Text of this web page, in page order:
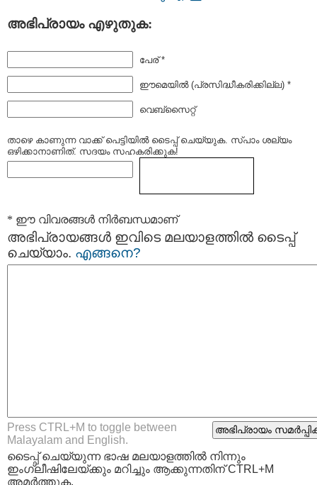
അഭിപ്രായം എഴുതുക:
പേര് *
ഈമെയില്‍ (പ്രസിദ്ധീകരിക്കില്ല) *
വെബ്സൈറ്റ്
താഴെ കാണുന്ന വാക്ക് പെട്ടിയില്‍ ടൈപ്പ്‌ ചെയ്യുക. സ്പാം ശല്യം
ഒഴിക്കാനാണിത്. സദയം സഹകരിക്കുക!
* ഈ വിവരങ്ങള്‍ നിര്‍ബന്ധമാണ്
അഭിപ്രായങ്ങള്‍ ഇവിടെ മലയാളത്തില്‍ ടൈപ്പ്
ചെയ്യാം. എങ്ങനെ?
Press CTRL+M to toggle between
Malayalam and English.
ടൈപ്പ്‌ ചെയ്യുന്ന ഭാഷ മലയാളത്തില്‍ നിന്നും
ഇംഗ്ലീഷിലേയ്ക്കും മറിച്ചും ആക്കുന്നതിന് CTRL+M
അമര്‍ത്തുക.